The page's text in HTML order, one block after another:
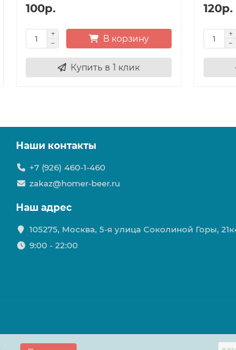
100р.
В корзину
Купить в 1 клик
120р.
Наши контакты
+7 (926) 460-1-460
zakaz@homer-beer.ru
Наш адрес
105275, Москва, 5-я улица Соколиной Горы,
9:00 - 22:00